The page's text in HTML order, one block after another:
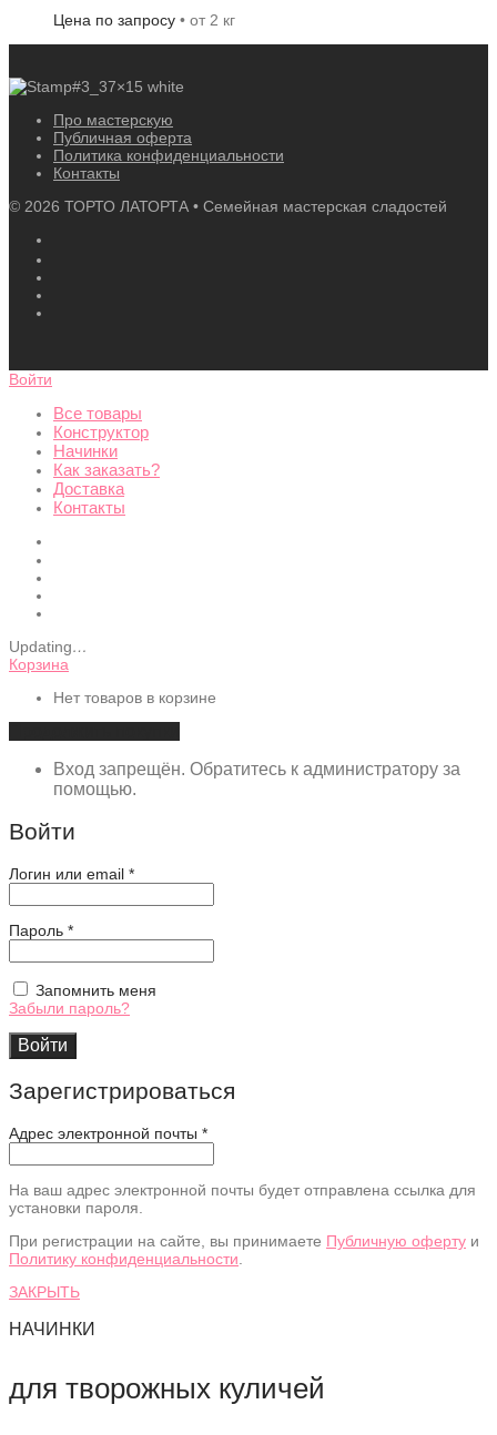
Цена по запросу • от 2 кг
Про мастерскую
Публичная оферта
Политика конфиденциальности
Контакты
© 2026 ТОРТО ЛАТОРТА • Семейная мастерская сладостей
Войти
Все товары
Конструктор
Начинки
Как заказать?
Доставка
Контакты
Updating…
Корзина
Нет товаров в корзине
Вход запрещён. Обратитесь к администратору за
помощью.
Войти
Логин или email *Обязательно
Пароль *Обязательно
Запомнить меня
Забыли пароль?
Войти
Зарегистрироваться
Адрес электронной почты *
На ваш адрес электронной почты будет отправлена ссылка для
установки пароля.
При регистрации на сайте, вы принимаете Публичную оферту и
Политику конфиденциальности
ЗАКРЫТЬ
НАЧИНКИ
для творожных куличей